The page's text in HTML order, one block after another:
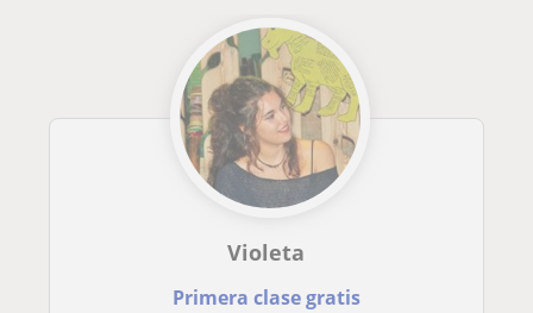
Violeta
Primera clase gratis